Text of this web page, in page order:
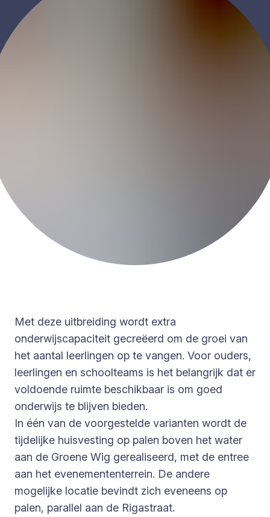
Met deze uitbreiding wordt extra
onderwijscapaciteit gecreëerd om de groei van
het aantal leerlingen op te vangen. Voor ouders,
leerlingen en schoolteams is het belangrijk dat er
voldoende ruimte beschikbaar is om goed
onderwijs te blijven bieden.
In één van de voorgestelde varianten wordt de
tijdelijke huisvesting op palen boven het water
aan de Groene Wig gerealiseerd, met de entree
aan het evenemententerrein. De andere
mogelijke locatie bevindt zich eveneens op
palen, parallel aan de Rigastraat.